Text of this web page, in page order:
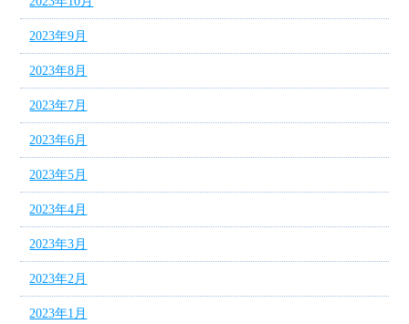
2023年9月
2023年8月
2023年7月
2023年6月
2023年5月
2023年4月
2023年3月
2023年2月
2023年1月